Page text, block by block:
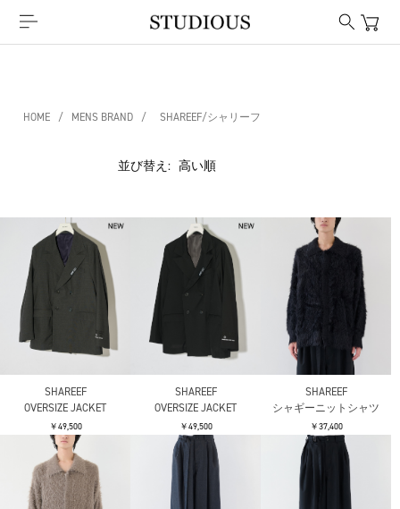
HOME / MENS BRAND / SHAREEF/シャリーフ
並び替え:
SHAREEF
OVERSIZE JACKET
￥49,500
SHAREEF
OVERSIZE JACKET
￥49,500
SHAREEF
シャギーニットシャツ
￥37,400